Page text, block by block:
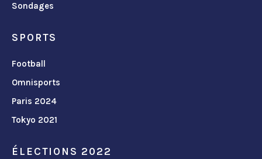
Sondages
SPORTS
Football
Omnisports
Paris 2024
Tokyo 2021
ÉLECTIONS 2022